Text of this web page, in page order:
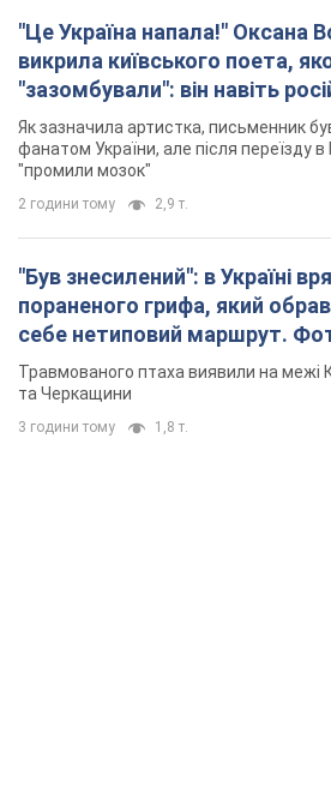
"Це Україна напала!" Оксана
викрила київського поета,
"зазомбували": він навіть
не знав, а тепер хоче
українців
Як зазначила артистка, письменник
фанатом України, але після переїзду
"промили мозок"
2 години тому 2,9 т.
"Був знесилений": в Україні
пораненого грифа, який
себе нетиповий маршрут.
Травмованого птаха виявили на межі
та Черкащини
3 години тому 1,8 т.